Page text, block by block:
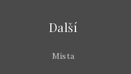
Další
Místa